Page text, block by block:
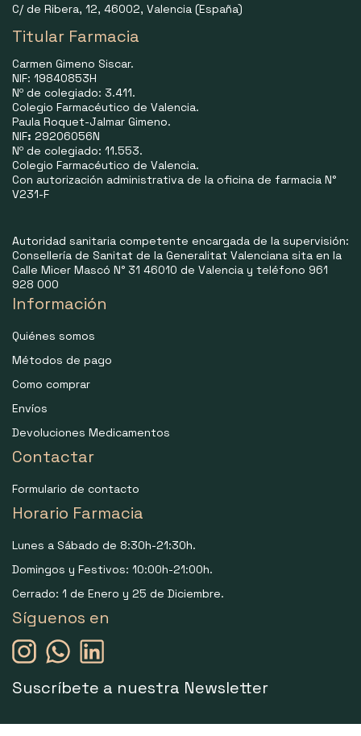
C/ de Ribera, 12, 46002, Valencia (España)
Titular Farmacia
Carmen Gimeno Siscar.
NIF: 19840853H
Nº de colegiado: 3.411.
Colegio Farmacéutico de Valencia.
Paula Roquet-Jalmar Gimeno.
NIF: 29206056N
Nº de colegiado: 11.553.
Colegio Farmacéutico de Valencia.
Con autorización administrativa de la oficina de farmacia N°
V231-F
Autoridad sanitaria competente encargada de la supervisión:
Consellería de Sanitat de la Generalitat Valenciana sita en la
Calle Micer Mascó N° 31 46010 de Valencia y teléfono 961
928 000
Información
Quiénes somos
Métodos de pago
Como comprar
Envíos
Devoluciones Medicamentos
Contactar
Formulario de contacto
Horario Farmacia
Lunes a Sábado de 8:30h-21:30h.
Domingos y Festivos: 10:00h-21:00h.
Cerrado: 1 de Enero y 25 de Diciembre.
Síguenos en
Suscríbete a nuestra Newsletter